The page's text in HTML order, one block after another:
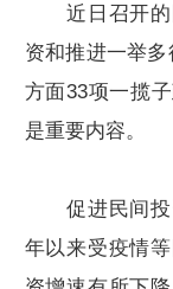
近日召开的
资和推进一举
方面33项一揽
是重要内容。
促进民间投
年以来受疫情